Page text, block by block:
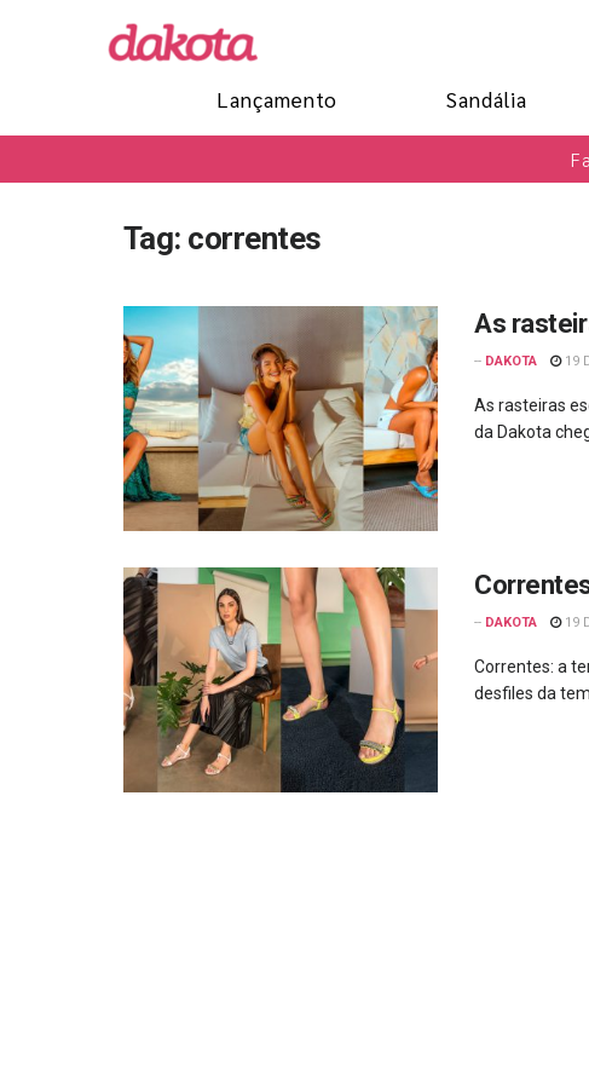
Lançamento Sandália
Tag: correntes
As
-- DAKOTA 19
As rasteiras
da Dakota
-- DAKOTA 19
Correntes: a
desfiles da